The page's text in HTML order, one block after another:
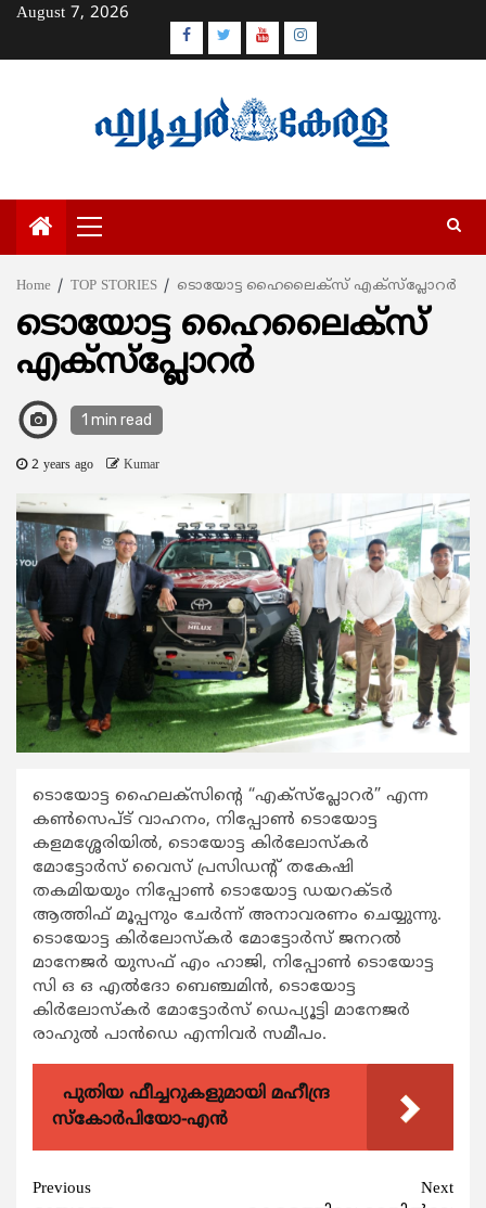
Skip
content
August 7, 2026
Facebook
TwitterYoutubeInstagram
Primary
Menu
Home TOP STORIES ടൊയോട്ട ഹൈലൈക്സ് എക്സ്പ്ലോറർ
ടൊയോട്ട ഹൈലൈക്സ്
എക്സ്പ്ലോറർ
1 min read
2 years ago Kumar
ടൊയോട്ട ഹൈലക്സിന്റെ “എക്സ്പ്ലോറർ” എന്ന
കൺസെപ്ട് വാഹനം, നിപ്പോൺ ടൊയോട്ട
കളമശ്ശേരിയിൽ, ടൊയോട്ട കിർലോസ്കർ
മോട്ടോർസ് വൈസ് പ്രസിഡന്റ്‌ തകേഷി
തകമിയയും നിപ്പോൺ ടൊയോട്ട ഡയറക്ടർ
ആത്തിഫ് മൂപ്പനും ചേർന്ന് അനാവരണം ചെയ്യുന്നു.
ടൊയോട്ട കിർലോസ്കർ മോട്ടോർസ് ജനറൽ
മാനേജർ യുസഫ് എം ഹാജി, നിപ്പോൺ ടൊയോട്ട
സി ഒ ഒ എൽദോ ബെഞ്ചമിൻ, ടൊയോട്ട
കിർലോസ്കർ മോട്ടോർസ് ഡെപ്യൂട്ടി മാനേജർ
രാഹുൽ പാൻഡെ എന്നിവർ സമീപം.
പുതിയ ഫീച്ചറുകളുമായി മഹീന്ദ്ര
സ്കോർപിയോ-എൻ
Continue
Previous
Next